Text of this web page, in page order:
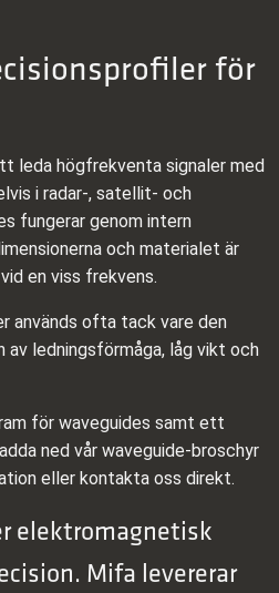
för
leda högfrekventa signaler med
i radar-, satellit- och
fungerar genom intern
och materialet är
en viss frekvens.
används ofta tack vare den
av ledningsförmåga, låg vikt och
för waveguides samt ett
ned vår waveguide‑broschyr
eller kontakta oss direkt.
elektromagnetisk
Mifa levererar